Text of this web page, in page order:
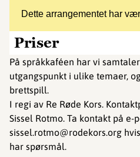
Dette arrangementet har
Priser
På språkkaféen har vi
utgangspunkt i ulike temaer,
brettspill.
I regi av Re Røde Kors.
Sissel Rotmo. Ta kontakt på e-
sissel.rotmo@rodekors.org
har spørsmål.